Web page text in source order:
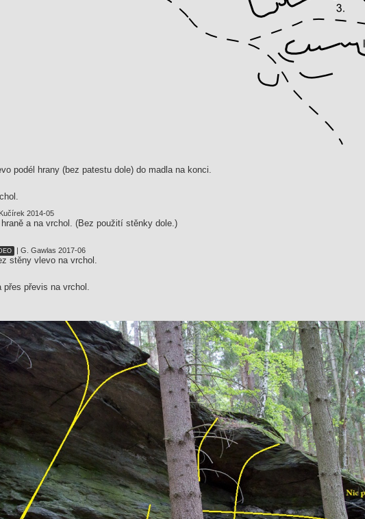
podél hrany (bez patestu dole) do madla na konci.
Kučírek 2014-05
a na vrchol. (Bez použití stěnky dole.)
| G. Gawlas 2017-06
stěny vlevo na vrchol.
přes převis na vrchol.